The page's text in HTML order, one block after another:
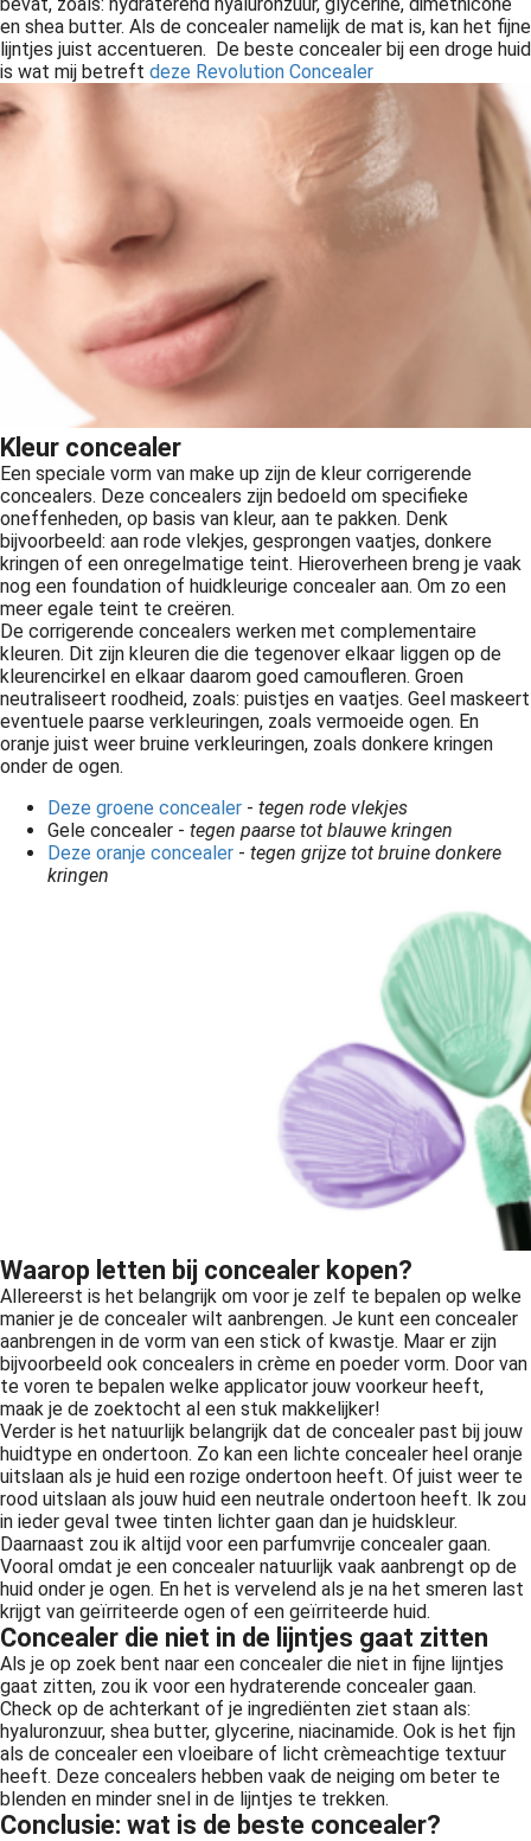
en shea butter. Als de concealer namelijk de mat is, kan het fijne
lijntjes juist accentueren. De beste concealer bij een droge huid
is wat mij betreft deze Revolution Concealer
Kleur concealer
Een speciale vorm van make up zijn de kleur corrigerende
concealers. Deze concealers zijn bedoeld om specifieke
oneffenheden, op basis van kleur, aan te pakken. Denk
bijvoorbeeld: aan rode vlekjes, gesprongen vaatjes, donkere
kringen of een onregelmatige teint. Hieroverheen breng je vaak
nog een foundation of huidkleurige concealer aan. Om zo een
meer egale teint te creëren.
De corrigerende concealers werken met complementaire
kleuren. Dit zijn kleuren die die tegenover elkaar liggen op de
kleurencirkel en elkaar daarom goed camoufleren. Groen
neutraliseert roodheid, zoals: puistjes en vaatjes. Geel maskeert
eventuele paarse verkleuringen, zoals vermoeide ogen. En
oranje juist weer bruine verkleuringen, zoals donkere kringen
onder de ogen.
Deze groene concealer - tegen rode vlekjes
Gele concealer - tegen paarse tot blauwe kringen
Deze oranje concealer - tegen grijze tot bruine donkere
kringen
Waarop letten bij concealer kopen?
Allereerst is het belangrijk om voor je zelf te bepalen op welke
manier je de concealer wilt aanbrengen. Je kunt een concealer
aanbrengen in de vorm van een stick of kwastje. Maar er zijn
bijvoorbeeld ook concealers in crème en poeder vorm. Door van
te voren te bepalen welke applicator jouw voorkeur heeft,
maak je de zoektocht al een stuk makkelijker!
Verder is het natuurlijk belangrijk dat de concealer past bij jouw
huidtype en ondertoon. Zo kan een lichte concealer heel oranje
uitslaan als je huid een rozige ondertoon heeft. Of juist weer te
rood uitslaan als jouw huid een neutrale ondertoon heeft. Ik zou
in ieder geval twee tinten lichter gaan dan je huidskleur.
Daarnaast zou ik altijd voor een parfumvrije concealer gaan.
Vooral omdat je een concealer natuurlijk vaak aanbrengt op de
huid onder je ogen. En het is vervelend als je na het smeren last
krijgt van geïrriteerde ogen of een geïrriteerde huid.
Concealer die niet in de lijntjes gaat zitten
Als je op zoek bent naar een concealer die niet in fijne lijntjes
gaat zitten, zou ik voor een hydraterende concealer gaan.
Check op de achterkant of je ingrediënten ziet staan als:
hyaluronzuur, shea butter, glycerine, niacinamide. Ook is het fijn
als de concealer een vloeibare of licht crèmeachtige textuur
heeft. Deze concealers hebben vaak de neiging om beter te
blenden en minder snel in de lijntjes te trekken.
Conclusie: wat is de beste concealer?